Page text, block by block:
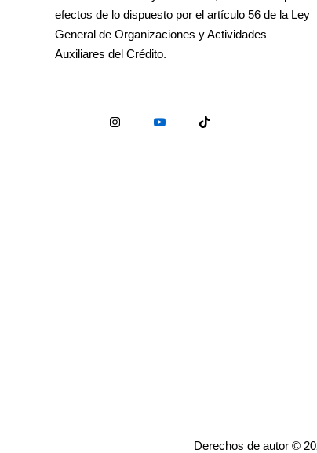
efectos de lo dispuesto por el artículo 56 de la Ley
General de Organizaciones y Actividades
Auxiliares del Crédito.
Derechos de autor ©